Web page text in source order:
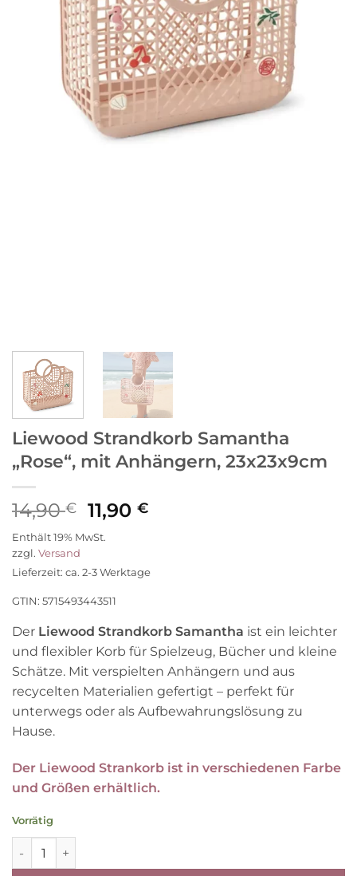
Liewood Strandkorb Samantha
„Rose“, mit Anhängern, 23x23x9cm
14,90€
Ursprünglicher
Preis
war:
14,90 €
11,90€Aktueller
11,90 €.
Enthält 19% MwSt.
zzgl. Versand
Lieferzeit: ca. 2-3 Werktage
GTIN: 5715493443511
Der Liewood Strandkorb Samantha ist ein leichter
und flexibler Korb für Spielzeug, Bücher und kleine
Schätze. Mit verspielten Anhängern und aus
recycelten Materialien gefertigt – perfekt für
unterwegs oder als Aufbewahrungslösung zu
Hause.
Der Liewood Strankorb ist in verschiedenen Farbe
und Größen erhältlich.
Vorrätig
Liewood Strandkorb Samantha „Rose“, mit Anhängern,